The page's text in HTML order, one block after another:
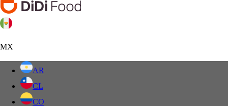
MX
AR
CL
CO